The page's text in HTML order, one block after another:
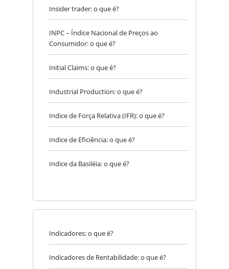
Insider trader: o que é?
INPC – Índice Nacional de Preços ao
Consumidor: o que é?
Initial Claims: o que é?
Industrial Production: o que é?
Indice de Força Relativa (IFR): o que é?
Indice de Eficiência: o que é?
Indice da Basiléia: o que é?
Indicadores: o que é?
Indicadores de Rentabilidade: o que é?